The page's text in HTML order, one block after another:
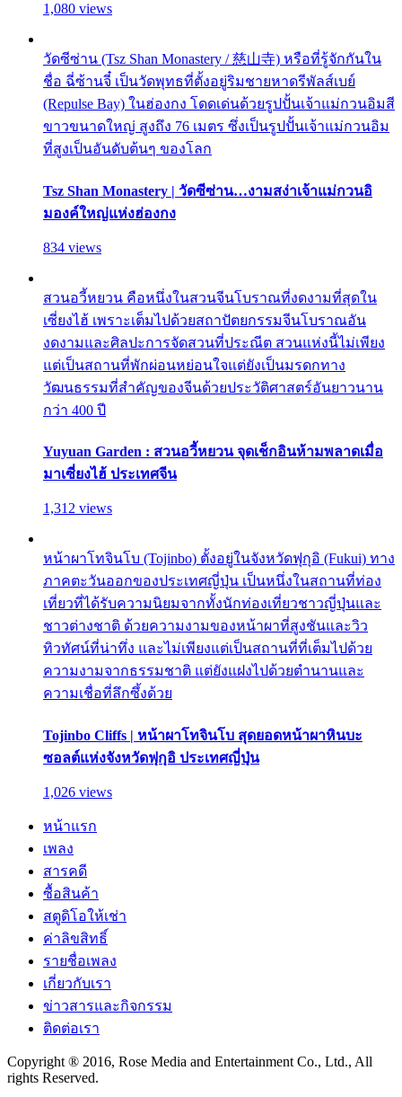
1,080 views
วัดซีซ่าน (Tsz Shan Monastery / 慈山寺) หรือที่รู้จักกันใน
ชื่อ ฉี่ซ้านจี๋ เป็นวัดพุทธที่ตั้งอยู่ริมชายหาดรีพัลส์เบย์
(Repulse Bay) ในฮ่องกง โดดเด่นด้วยรูปปั้นเจ้าแม่กวนอิมสี
ขาวขนาดใหญ่ สูงถึง 76 เมตร ซึ่งเป็นรูปปั้นเจ้าแม่กวนอิม
ที่สูงเป็นอันดับต้นๆ ของโลก
Tsz Shan Monastery | วัดซีซ่าน…งามสง่าเจ้าแม่กวนอิ
มองค์ใหญ่แห่งฮ่องกง
834 views
สวนอวี้หยวน คือหนึ่งในสวนจีนโบราณที่งดงามที่สุดใน
เซี่ยงไฮ้ เพราะเต็มไปด้วยสถาปัตยกรรมจีนโบราณอัน
งดงามและศิลปะการจัดสวนที่ประณีต สวนแห่งนี้ไม่เพียง
แต่เป็นสถานที่พักผ่อนหย่อนใจแต่ยังเป็นมรดกทาง
วัฒนธรรมที่สำคัญของจีนด้วยประวัติศาสตร์อันยาวนาน
กว่า 400 ปี
Yuyuan Garden : สวนอวี้หยวน จุดเช็กอินห้ามพลาดเมื่อ
มาเซี่ยงไฮ้ ประเทศจีน
1,312 views
หน้าผาโทจินโบ (Tojinbo) ตั้งอยู่ในจังหวัดฟุกุอิ (Fukui) ทาง
ภาคตะวันออกของประเทศญี่ปุ่น เป็นหนึ่งในสถานที่ท่อง
เที่ยวที่ได้รับความนิยมจากทั้งนักท่องเที่ยวชาวญี่ปุ่นและ
ชาวต่างชาติ ด้วยความงามของหน้าผาที่สูงชันและวิว
ทิวทัศน์ที่น่าทึ่ง และไม่เพียงแต่เป็นสถานที่ที่เต็มไปด้วย
ความงามจากธรรมชาติ แต่ยังแฝงไปด้วยตำนานและ
ความเชื่อที่ลึกซึ้งด้วย
Tojinbo Cliffs | หน้าผาโทจินโบ สุดยอดหน้าผาหินบะ
ซอลต์แห่งจังหวัดฟุกุอิ ประเทศญี่ปุ่น
1,026 views
หน้าแรก
เพลง
สารคดี
ซื้อสินค้า
สตูดิโอให้เช่า
ค่าลิขสิทธิ์
รายชื่อเพลง
เกี่ยวกับเรา
ข่าวสารและกิจกรรม
ติดต่อเรา
Copyright ® 2016, Rose Media and Entertainment Co., Ltd., All
rights Reserved.